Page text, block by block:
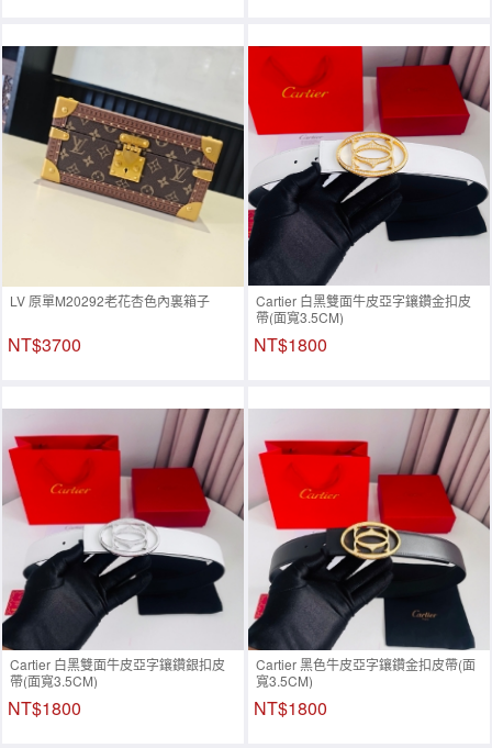
LV 原單M20292老花杏色內裏箱子
NT$3700
Cartier 白黑雙面牛皮亞字鑲鑽金扣皮
帶(面寬3.5CM)
NT$1800
Cartier 白黑雙面牛皮亞字鑲鑽銀扣皮
帶(面寬3.5CM)
NT$1800
Cartier 黑色牛皮亞字鑲鑽金扣皮帶(面
寬3.5CM)
NT$1800